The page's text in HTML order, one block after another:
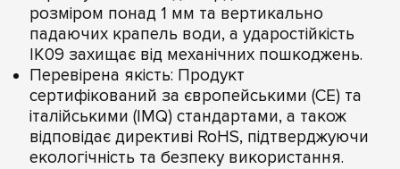
розміром понад 1 мм та вертикально
падаючих крапель води, а ударостійкість
IK09 захищає від механічних пошкоджень.
Перевірена якість: Продукт
сертифікований за європейськими (CE) та
італійськими (IMQ) стандартами, а також
відповідає директиві RoHS, підтверджуючи
екологічність та безпеку використання.